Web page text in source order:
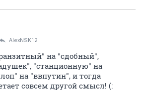
AlexNSK12
на "сдобный",
"станционную" на
на "ввпутин", и тогда
совсем другой смысл! (: